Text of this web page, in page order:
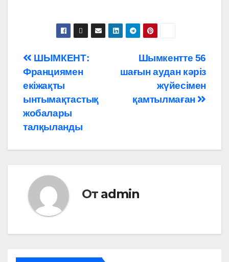
Навигация
по
записям
Шымкентте 56
шағын аудан кәріз
жүйесімен
қамтылмаған
ШЫМКЕНТ:
Франциямен
екіжақты
ынтымақтастық
жобалары
талқыланды
От admin